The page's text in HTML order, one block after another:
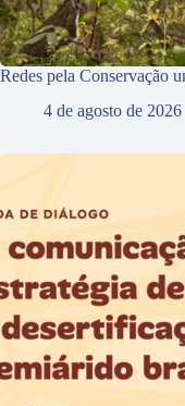
Redes pela Conservação
4 de agosto de 2026